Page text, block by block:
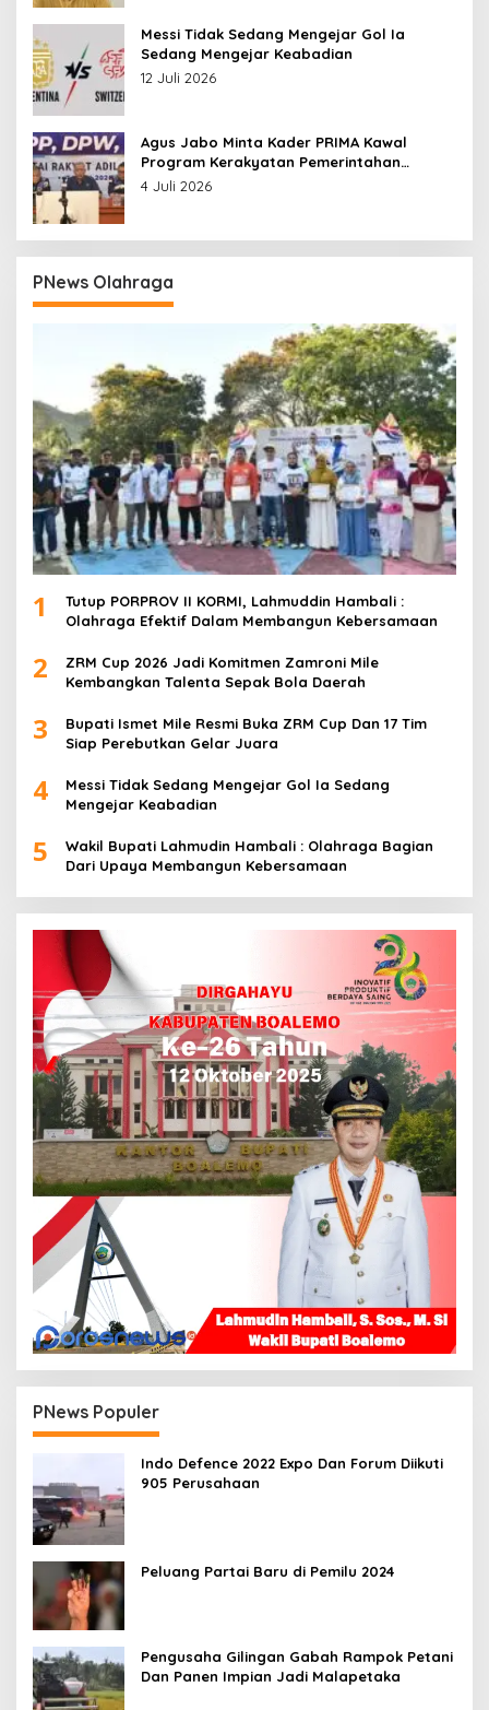
Messi Tidak Sedang Mengejar Gol Ia
Sedang Mengejar Keabadian
12 Juli 2026
Agus Jabo Minta Kader PRIMA Kawal
Program Kerakyatan Pemerintahan
Prabowo
4 Juli 2026
PNews Olahraga
1
Tutup PORPROV II KORMI, Lahmuddin Hambali :
Olahraga Efektif Dalam Membangun Kebersamaan
2
ZRM Cup 2026 Jadi Komitmen Zamroni Mile
Kembangkan Talenta Sepak Bola Daerah
3
Bupati Ismet Mile Resmi Buka ZRM Cup Dan 17 Tim
Siap Perebutkan Gelar Juara
4
Messi Tidak Sedang Mengejar Gol Ia Sedang
Mengejar Keabadian
5
Wakil Bupati Lahmudin Hambali : Olahraga Bagian
Dari Upaya Membangun Kebersamaan
PNews Populer
Indo Defence 2022 Expo Dan Forum Diikuti
905 Perusahaan
Peluang Partai Baru di Pemilu 2024
Pengusaha Gilingan Gabah Rampok Petani
Dan Panen Impian Jadi Malapetaka